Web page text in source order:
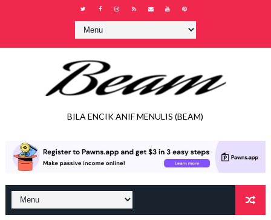
BILA ENCIK ANIF MENULIS (BEAM)